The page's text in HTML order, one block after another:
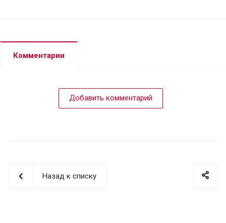
Комментарии
Добавить комментарий
Назад к списку